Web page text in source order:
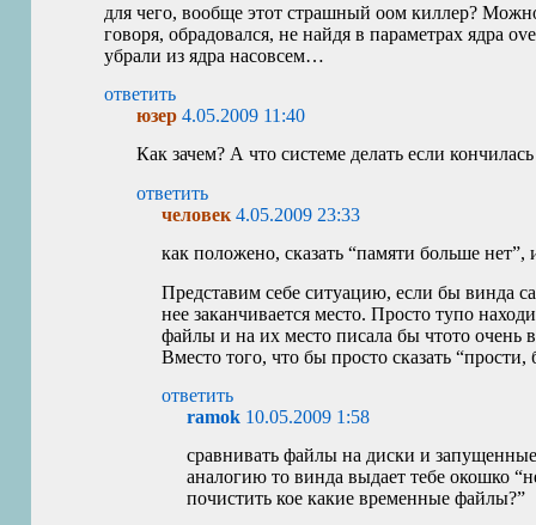
для чего, вообще этот страшный оом киллер?
говоря, обрадовался, не найдя в параметрах ядра
убрали из ядра насовсем…
ответить
юзер4.05.2009 11:40
Как зачем? А что системе делать если
ответить
человек4.05.2009 23:33
как положено, сказать “памяти больше нет”,
Представим себе ситуацию, если бы винда
нее заканчивается место. Просто тупо
файлы и на их место писала бы чтото
Вместо того, что бы просто сказать “прости,
ответить
ramok 10.05.2009 1:58
сравнивать файлы на диски и
аналогию то винда выдает тебе окошко
почистить кое какие временные файлы?”